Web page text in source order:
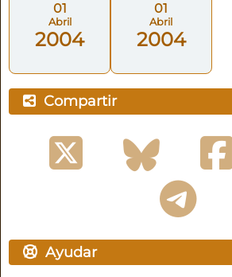
01
Abril
2004
01
Abril
2004
Compartir
Ayudar